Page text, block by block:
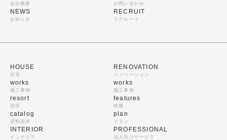
会社概要
NEWS
お知らせ
お問い合わせ
RECRUIT
リクルート
HOUSE
住宅
works
施工事例
resort
別荘
catalog
資料請求
RENOVATION
リノベーション
works
施工事例
features
特徴
plan
プラン
INTERIOR
インテリア
PROFESSIONAL
法人向けサービス